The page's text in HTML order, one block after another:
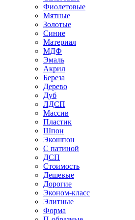
Фиолетовые
Мятные
Золотые
Синие
Материал
МДФ
Эмаль
Акрил
Береза
Дерево
Дуб
ЛДСП
Массив
Пластик
Шпон
Экошпон
С патиной
ДСП
Стоимость
Дешевые
Дорогие
Эконом-класс
Элитные
Форма